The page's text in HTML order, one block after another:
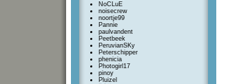
NoCLuE
noisecrew
noortje99
Pannie
paulvandent
Peetbeek
PeruvianSKy
Peterschipper
phenicia
Photogirl17
pinoy
Pluizel